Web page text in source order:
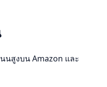
สูงบน Amazon และ